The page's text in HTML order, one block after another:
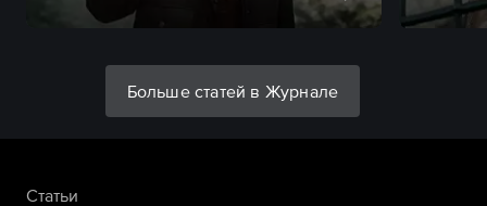
Больше статей в Журнале
Статьи